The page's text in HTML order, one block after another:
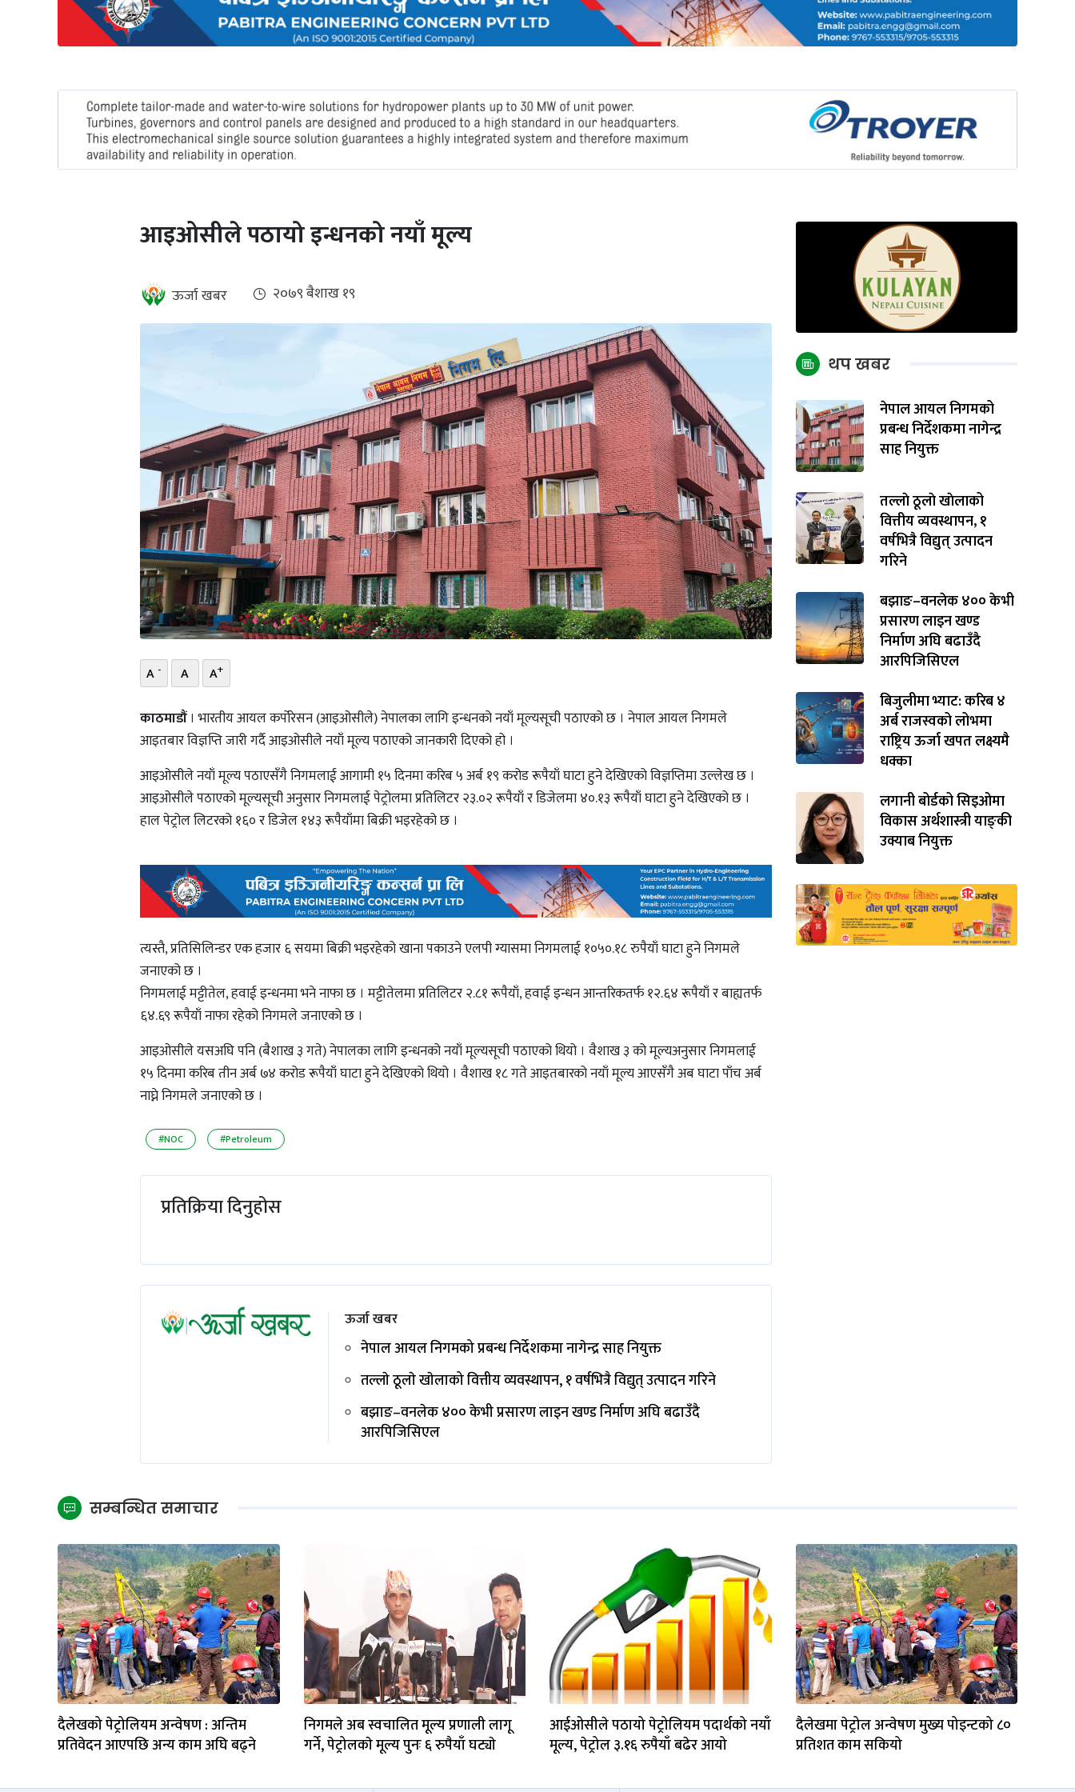
जलवायु
आइओसीले पठायो इन्धनको नयाँ मूल्य
ऊर्जा खबर २०७९ ब‌ैशाख १९
A - A A+
काठमाडौं। भारतीय आयल कर्पोरेसन (आइओसीले) नेपालका लागि इन्धनको नयाँ मूल्यसूची पठाएको छ । नेपाल आयल निगमले
आइतबार विज्ञप्ति जारी गर्दै आइओसीले नयाँ मूल्य पठाएको जानकारी दिएको हो ।
आइओसीले नयाँ मूल्य पठाएसँगै निगमलाई आगामी १५ दिनमा करिब ५ अर्ब १९ करोड रूपैयाँ घाटा हुने देखिएको विज्ञप्तिमा उल्लेख छ ।
आइओसीले पठाएको मूल्यसूची अनुसार निगमलाई पेट्रोलमा प्रतिलिटर २३.०२ रूपैयाँ र डिजेलमा ४०.१३ रूपैयाँ घाटा हुने देखिएको छ ।
हाल पेट्रोल लिटरको १६० र डिजेल १४३ रूपैयाँमा बिक्री भइरहेको छ ।
त्यस्तै, प्रतिसिलिन्डर एक हजार ६ सयमा बिक्री भइरहेको खाना पकाउने एलपी ग्यासमा निगमलाई १०५०.१८ रुपैयाँ घाटा हुने निगमले
जनाएको छ ।
निगमलाई मट्टीतेल, हवाई इन्धनमा भने नाफा छ । मट्टीतेलमा प्रतिलिटर २.८१ रूपैयाँ, हवाई इन्धन आन्तरिकतर्फ १२.६४ रूपैयाँ र बाह्यतर्फ
६४.६९ रूपैयाँ नाफा रहेको निगमले जनाएको छ ।
आइओसीले यसअघि पनि (बैशाख ३ गते) नेपालका लागि इन्धनको नयाँ मूल्यसूची पठाएको थियो । वैशाख ३ को मूल्यअनुसार निगमलाई
१५ दिनमा करिब तीन अर्ब ७४ करोड रूपैयाँ घाटा हुने देखिएको थियो । वैशाख १८ गते आइतबारको नयाँ मूल्य आएसँगै अब घाटा पाँच अर्ब
नाघ्ने निगमले जनाएको छ ।
#NOC #Petroleum
प्रतिक्रिया दिनुहोस
ऊर्जा खबर
नेपाल आयल निगमको प्रबन्ध निर्देशकमा नागेन्द्र साह नियुक्त
तल्लाे ठूलाे खाेलाको वित्तीय व्यवस्थापन, १ वर्षभित्रै विद्युत् उत्पादन गरिने
बझाङ–वनलेक ४०० केभी प्रसारण लाइन खण्ड निर्माण अघि बढाउँदै
आरपिजिसिएल
थप खबर
नेपाल आयल निगमको
प्रबन्ध निर्देशकमा नागेन्द्र
साह नियुक्त
तल्लाे ठूलाे खाेलाको
वित्तीय व्यवस्थापन, १
वर्षभित्रै विद्युत् उत्पादन
गरिने
बझाङ–वनलेक ४०० केभी
प्रसारण लाइन खण्ड
निर्माण अघि बढाउँदै
आरपिजिसिएल
बिजुलीमा भ्याट: करिब ४
अर्ब राजस्वको लोभमा
राष्ट्रिय ऊर्जा खपत लक्ष्यमै
धक्का
लगानी बोर्डको सिइओमा
विकास अर्थशास्त्री याङ्‌की
उक्याब नियुक्त
सम्बन्धित समाचार
दैलेखको पेट्रोलियम अन्वेषण : अन्तिम
प्रतिवेदन आएपछि अन्य काम अघि बढ्ने
निगमले अब स्वचालित मूल्य प्रणाली लागू
गर्ने, पेट्रोलकाे मूल्य पुनः ६ रुपैयाँ घट्याे
आईओसीले पठायो पेट्रोलियम पदार्थको नयाँ
मूल्य, पेट्रोल ३.१६ रुपैयाँ बढेर आयो
दैलेखमा पेट्रोल अन्वेषण मुख्य पोइन्टको ८०
प्रतिशत काम सकियो